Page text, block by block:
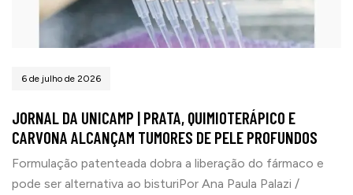
6 de julho de 2026
JORNAL DA UNICAMP | PRATA, QUIMIOTERÁPICO E
CARVONA ALCANÇAM TUMORES DE PELE PROFUNDOS
Formulação patenteada dobra a liberação do fármaco e
pode ser alternativa ao bisturiPor Ana Paula Palazi /